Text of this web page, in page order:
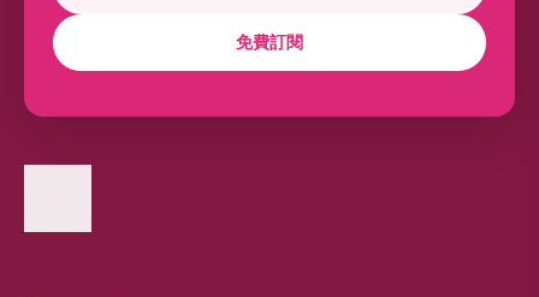
免費訂閱